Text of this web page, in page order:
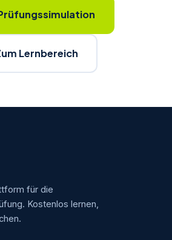
Lernbereich
für die
Kostenlos lernen,